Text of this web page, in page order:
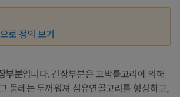
로 정의 보기
부분입니다. 긴장부분은 고막틀고리에 의해
둘레는 두꺼워져 섬유연골고리를 형성하고,